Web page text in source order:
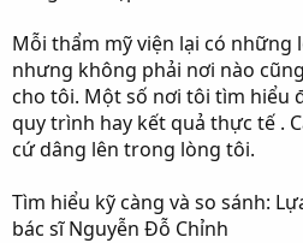
Mỗi thẩm mỹ viện lại có những
nhưng không phải nơi nào
cho tôi. Một số nơi tôi tìm hiểu
quy trình hay kết quả thực tế .
cứ dâng lên trong lòng tôi.
Tìm hiểu kỹ càng và so sánh:
bác sĩ Nguyễn Đỗ Chỉnh